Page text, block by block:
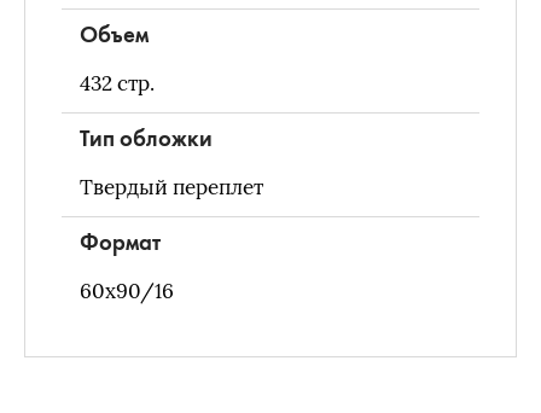
Объем
432стр.
Тип обложки
Твердый переплет
Формат
60х90/16